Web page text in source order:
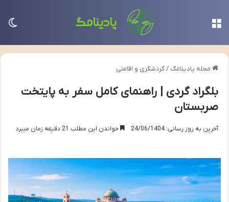
مجله پادینامگ /گردشگری و اقامتی
بلگراد گردی | راهنمای کامل سفر به پایتخت
صربستان
آخرین به روز رسانی: 24/06/1404 خواندن این مطلب 21 دقیقه زمان میبرد